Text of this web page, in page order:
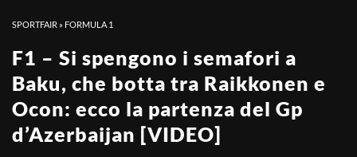
SPORTFAIR » FORMULA 1
F1 – Si spengono i semafori a
Baku, che botta tra Raikkonen e
Ocon: ecco la partenza del Gp
d’Azerbaijan [VIDEO]